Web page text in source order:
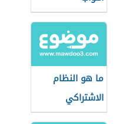
ما هو النظام
الاشتراكي